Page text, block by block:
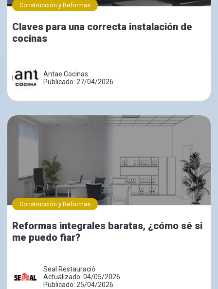
Construcción y Reformas
Claves para una correcta instalación de
cocinas
Antae Cocinas
Publicado: 27/04/2026
Construcción y Reformas
Reformas integrales baratas, ¿cómo sé si
me puedo fiar?
Seal Restauració
Actualizado: 04/05/2026
Publicado: 25/04/2026